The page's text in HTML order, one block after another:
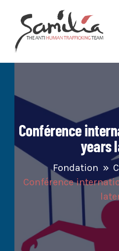
Conférence
years
Fondation
Conférence